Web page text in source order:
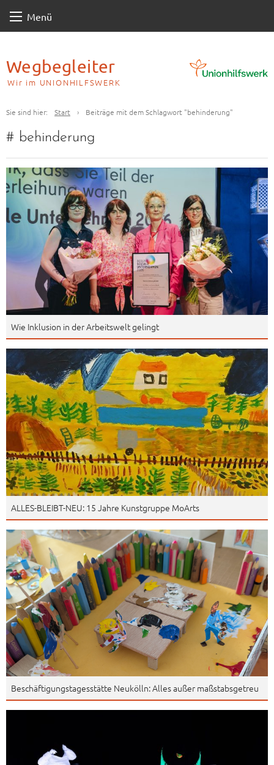
Menü
Wegbegleiter
Wir im UNIONHILFSWERK
Sie sind hier: Start › Beiträge mit dem Schlagwort "behinderung"
# behinderung
Wie Inklusion in der Arbeitswelt gelingt
ALLES-BLEIBT-NEU: 15 Jahre Kunstgruppe MoArts
Beschäftigungstagesstätte Neukölln: Alles außer maßstabsgetreu